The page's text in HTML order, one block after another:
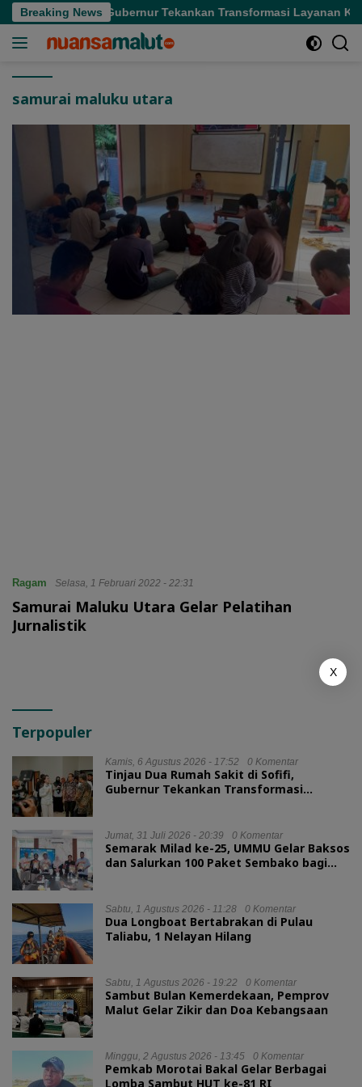
Langsung
ke
Breaking News
Sakit di Sofifi, Gubernur Tekankan Transformasi Layanan
samurai maluku utara
Ragam Selasa, 1 Februari 2022 - 22:31
Samurai Maluku Utara Gelar Pelatihan
Jurnalistik
Terpopuler
Kamis, 6 Agustus 2026 - 17:52 0 Komentar
Tinjau Dua Rumah Sakit di Sofifi,
Gubernur Tekankan Transformasi
Jumat, 31 Juli 2026 - 20:39 0 Komentar
Semarak Milad ke-25, UMMU Gelar Baksos
dan Salurkan 100 Paket Sembako bagi
Sabtu, 1 Agustus 2026 - 11:28 0 Komentar
Dua Longboat Bertabrakan di Pulau
Taliabu, 1 Nelayan Hilang
Sabtu, 1 Agustus 2026 - 19:22 0 Komentar
Sambut Bulan Kemerdekaan, Pemprov
Malut Gelar Zikir dan Doa Kebangsaan
Minggu, 2 Agustus 2026 - 13:45 0 Komentar
Pemkab Morotai Bakal Gelar Berbagai
Lomba Sambut HUT ke-81 RI
X